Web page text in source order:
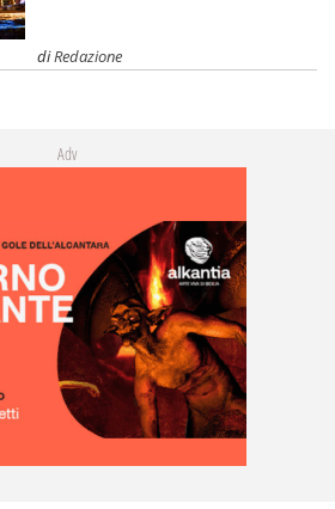
diRedazione
Adv